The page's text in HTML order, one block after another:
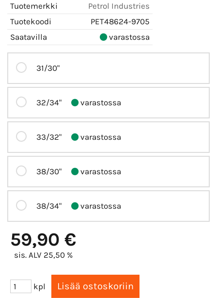
Tuotemerkki
Petrol Industries
Tuotekoodi
PET48624-9705
Saatavilla
varastossa
31/30"
32/34" varastossa
33/32" varastossa
38/30" varastossa
38/34" varastossa
59,90 €
sis. ALV 25,50 %
kpl